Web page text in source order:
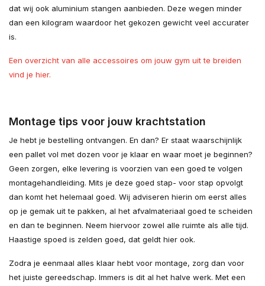
dat wij ook aluminium stangen aanbieden. Deze wegen minder
dan een kilogram waardoor het gekozen gewicht veel accurater
is.
Een overzicht van alle accessoires om jouw gym uit te breiden
vind je hier.
Montage tips voor jouw krachtstation
Je hebt je bestelling ontvangen. En dan? Er staat waarschijnlijk
een pallet vol met dozen voor je klaar en waar moet je beginnen?
Geen zorgen, elke levering is voorzien van een goed te volgen
montagehandleiding. Mits je deze goed stap- voor stap opvolgt
dan komt het helemaal goed. Wij adviseren hierin om eerst alles
op je gemak uit te pakken, al het afvalmateriaal goed te scheiden
en dan te beginnen. Neem hiervoor zowel alle ruimte als alle tijd.
Haastige spoed is zelden goed, dat geldt hier ook.
Zodra je eenmaal alles klaar hebt voor montage, zorg dan voor
het juiste gereedschap. Immers is dit al het halve werk. Met een